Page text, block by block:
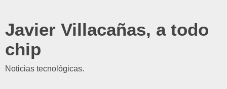
Javier Villacañas, a todo
chip
Noticias tecnológicas.